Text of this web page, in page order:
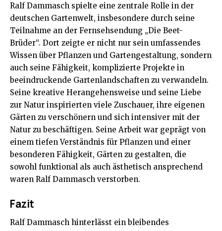
Ralf Dammasch spielte eine zentrale Rolle in der
deutschen Gartenwelt, insbesondere durch seine
Teilnahme an der Fernsehsendung „Die Beet-
Brüder“. Dort zeigte er nicht nur sein umfassendes
Wissen über Pflanzen und Gartengestaltung, sondern
auch seine Fähigkeit, komplizierte Projekte in
beeindruckende Gartenlandschaften zu verwandeln.
Seine kreative Herangehensweise und seine Liebe
zur Natur inspirierten viele Zuschauer, ihre eigenen
Gärten zu verschönern und sich intensiver mit der
Natur zu beschäftigen. Seine Arbeit war geprägt von
einem tiefen Verständnis für Pflanzen und einer
besonderen Fähigkeit, Gärten zu gestalten, die
sowohl funktional als auch ästhetisch ansprechend
waren Ralf Dammasch verstorben.
Fazit
Ralf Dammasch hinterlässt ein bleibendes